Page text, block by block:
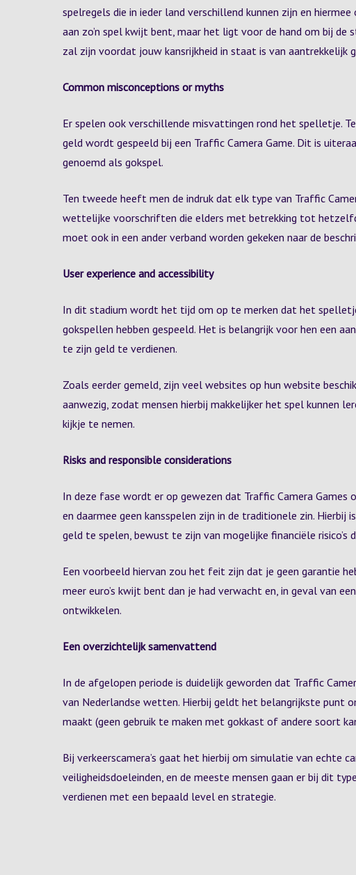
spelregels die in ieder land verschillend kunnen zijn en
aan zo’n spel kwijt bent, maar het ligt voor de hand om bij
zal zijn voordat jouw kansrijkheid in staat is van aantrekkelijk
Common misconceptions or myths
Er spelen ook verschillende misvattingen rond het spelletje.
geld wordt gespeeld bij een Traffic Camera Game. Dit is
genoemd als gokspel.
Ten tweede heeft men de indruk dat elk type van Traffic
wettelijke voorschriften die elders met betrekking tot
moet ook in een ander verband worden gekeken naar de
User experience and accessibility
In dit stadium wordt het tijd om op te merken dat het
gokspellen hebben gespeeld. Het is belangrijk voor hen een
te zijn geld te verdienen.
Zoals eerder gemeld, zijn veel websites op hun website
aanwezig, zodat mensen hierbij makkelijker het spel kunnen
kijkje te nemen.
Risks and responsible considerations
In deze fase wordt er op gewezen dat Traffic Camera Games
en daarmee geen kansspelen zijn in de traditionele zin.
geld te spelen, bewust te zijn van mogelijke financiële risico’s
Een voorbeeld hiervan zou het feit zijn dat je geen garantie
meer euro’s kwijt bent dan je had verwacht en, in geval van
ontwikkelen.
Een overzichtelijk samenvattend
In de afgelopen periode is duidelijk geworden dat Traffic
van Nederlandse wetten. Hierbij geldt het belangrijkste punt
maakt (geen gebruik te maken met gokkast of andere soort
Bij verkeerscamera’s gaat het hierbij om simulatie van echte
veiligheidsdoeleinden, en de meeste mensen gaan er bij dit
verdienen met een bepaald level en strategie.